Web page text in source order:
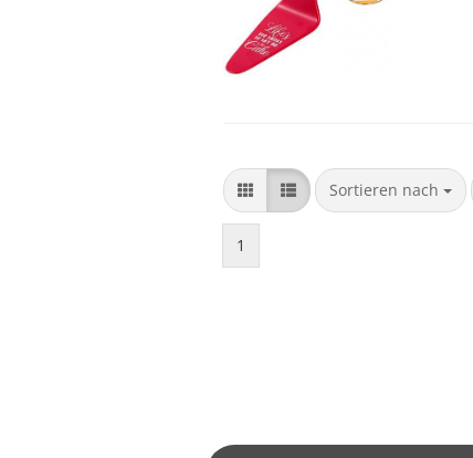
Sortieren nach
Sortieren nach
1